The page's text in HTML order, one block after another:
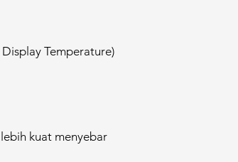
Temperature)
kuat menyebar